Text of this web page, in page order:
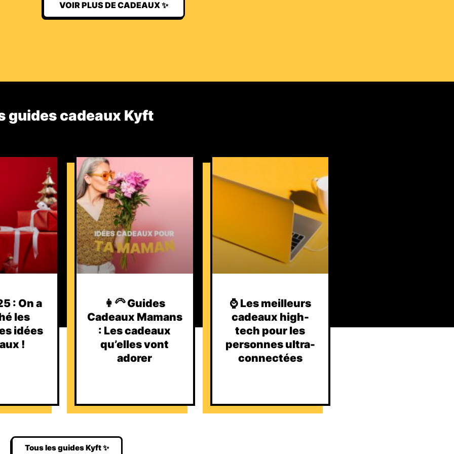
VOIR PLUS DE CADEAUX ✨
guides cadeaux Kyft​
: On a
les
idées
!
👩‍🦳 Guides
Cadeaux Mamans
: Les cadeaux
qu’elles vont
adorer
⌚️ Les meilleurs
cadeaux high-
tech pour les
personnes ultra-
connectées
Tous les guides Kyft ✨